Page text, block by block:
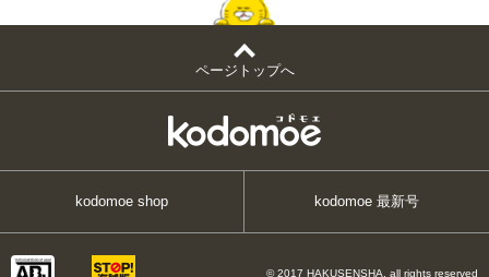
ページトップへ
kodomoe shop kodomoe 最新号
© 2017 HAKUSENSHA, all rights reserved